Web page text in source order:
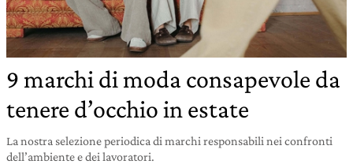
9 marchi di moda consapevole da
tenere d’occhio in estate
La nostra selezione periodica di marchi responsabili nei confronti
dell’ambiente e dei lavoratori.